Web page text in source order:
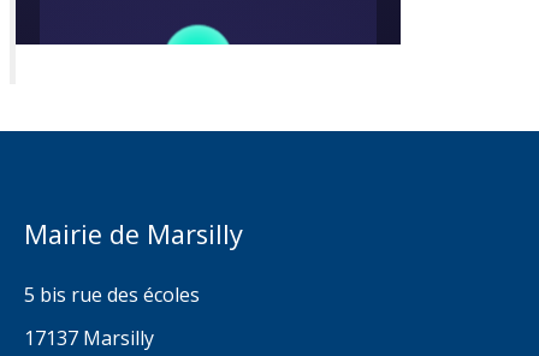
Mairie de Marsilly
5 bis rue des écoles
17137 Marsilly